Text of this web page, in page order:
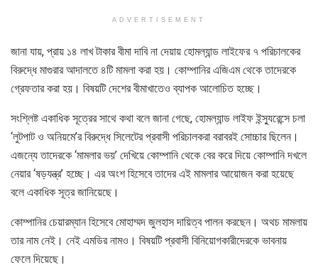
ADVERTISEMENT
জানা যায়, প্রায় ১৪ লাখ টাকার বীমা দাবি না দেয়ায় হোমল্যান্ড লাইফের ৭ পরিচালকের
বিরুদ্ধে মাগুরার আদালতে ৪টি মামলা করা হয়। কোম্পানির এজিএম থেকে তাদেরকে
গ্রেফতার করা হয়। বিষয়টি দেশের বীমাখাতেও ব্যাপক আলোচিত হচ্ছে।
সংশ্লিষ্ট একাধিক সূত্রের সাথে কথা বলে জানা গেছে, হোমল্যান্ড লাইফ ইন্স্যুরেন্সে চলা
‘লুটপাট ও অনিয়মে’র বিরুদ্ধে সিলেটের প্রবাসী পরিচালকরা বরাবরই সোচ্চার ছিলেন।
এজন্যে তাদেরকে ‘মামলার ভয়’ দেখিয়ে কোম্পানি থেকে বের করে দিয়ে কোম্পানি দখলে
নেয়ার ‘ষড়যন্ত্র’ হচ্ছে। এর অংশ হিসেবে তাদের এই মামলার আয়োজন করা হয়েছে
বলে একাধিক সূত্র জানিয়েছে।
কোম্পানির চেয়ারম্যান হিসেবে মোহাম্মদ জুলহাস দায়িত্ব পালন করছেন। অথচ মামলায়
তার নাম নেই। নেই এমডির নামও। বিষয়টি প্রবাসী বিনিয়োগকারীদেরকে ভাবনায়
ফেলে দিয়েছে।